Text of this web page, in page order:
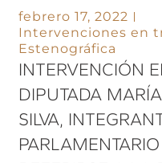
febrero 17, 2022
Intervenciones en
Estenográfica
INTERVENCIÓN
DIPUTADA
SILVA,